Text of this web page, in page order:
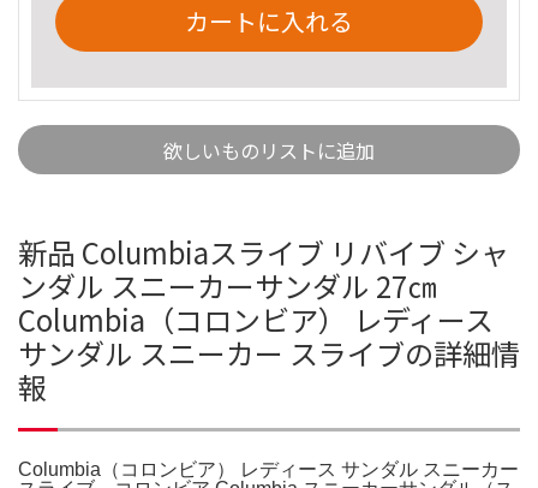
カートに入れる
欲しいものリストに追加
新品 Columbiaスライブ リバイブ シャ
ンダル スニーカーサンダル 27㎝
Columbia（コロンビア） レディース
サンダル スニーカー スライブの詳細情
報
Columbia（コロンビア） レディース サンダル スニーカー